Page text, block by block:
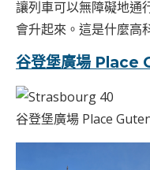
讓列車可以無障礙地通
會升起來。這是什麼高
谷登堡廣場 Place
谷登堡廣場 Place